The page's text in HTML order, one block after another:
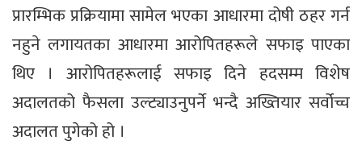
प्रारम्भिक प्रक्रियामा सामेल भएका आधारमा दोषी ठहर गर्न
नहुने लगायतका आधारमा आरोपितहरूले सफाइ पाएका
थिए । आरोपितहरूलाई सफाइ दिने हदसम्म विशेष
अदालतको फैसला उल्ट्याउनुपर्ने भन्दै अख्तियार सर्वोच्च
अदालत पुगेको हो ।